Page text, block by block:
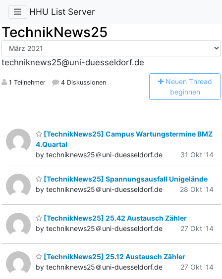
HHU List Server
TechnikNews25
techniknews25@uni-duesseldorf.de
1 Teilnehmer 4 Diskussionen Neuen Thread
beginnen
[TechnikNews25] Campus Wartungstermine BMZ
4.Quartal
by techniknews25＠uni-duesseldorf.de
31 Okt '14
[TechnikNews25] Spannungsausfall Unigelände
by techniknews25＠uni-duesseldorf.de
28 Okt '14
[TechnikNews25] 25.42 Austausch Zähler
by techniknews25＠uni-duesseldorf.de
27 Okt '14
[TechnikNews25] 25.12 Austausch Zähler
by techniknews25＠uni-duesseldorf.de
27 Okt '14